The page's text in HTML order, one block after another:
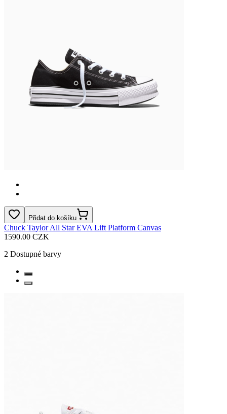
Přidat do košíku
Chuck Taylor All Star EVA Lift Platform Canvas
1590.00 CZK
2 Dostupné barvy